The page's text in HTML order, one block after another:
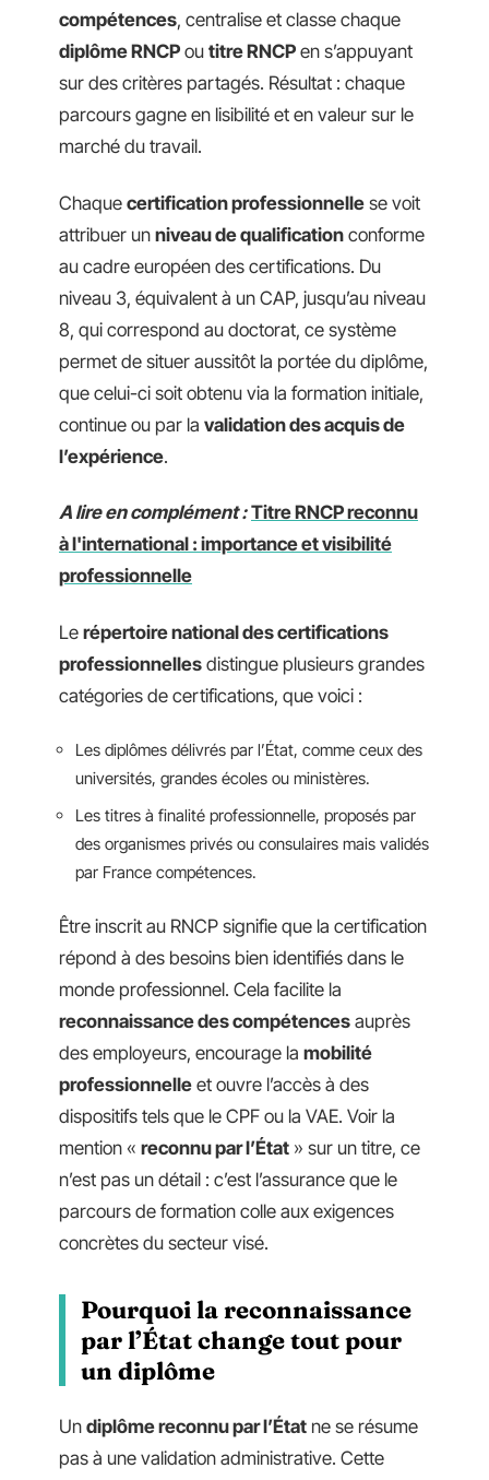
compétences, centralise et classe chaque
diplôme RNCP ou titre RNCP en s’appuyant
sur des critères partagés. Résultat : chaque
parcours gagne en lisibilité et en valeur sur le
marché du travail.
Chaque certification professionnelle se voit
attribuer un niveau de qualification conforme
au cadre européen des certifications. Du
niveau 3, équivalent à un CAP, jusqu’au niveau
8, qui correspond au doctorat, ce système
permet de situer aussitôt la portée du diplôme,
que celui-ci soit obtenu via la formation initiale,
continue ou par la validation des acquis de
l’expérience.
A lire en complément : Titre RNCP reconnu
à l'international : importance et visibilité
professionnelle
Le répertoire national des certifications
professionnelles distingue plusieurs grandes
catégories de certifications, que voici :
Les diplômes délivrés par l’État, comme ceux des
universités, grandes écoles ou ministères.
Les titres à finalité professionnelle, proposés par
des organismes privés ou consulaires mais validés
par France compétences.
Être inscrit au RNCP signifie que la certification
répond à des besoins bien identifiés dans le
monde professionnel. Cela facilite la
reconnaissance des compétences auprès
des employeurs, encourage la mobilité
professionnelle et ouvre l’accès à des
dispositifs tels que le CPF ou la VAE. Voir la
mention « reconnu par l’État » sur un titre, ce
n’est pas un détail : c’est l’assurance que le
parcours de formation colle aux exigences
concrètes du secteur visé.
Pourquoi la reconnaissance
par l’État change tout pour
un diplôme
Un diplôme reconnu par l’État ne se résume
pas à une validation administrative. Cette